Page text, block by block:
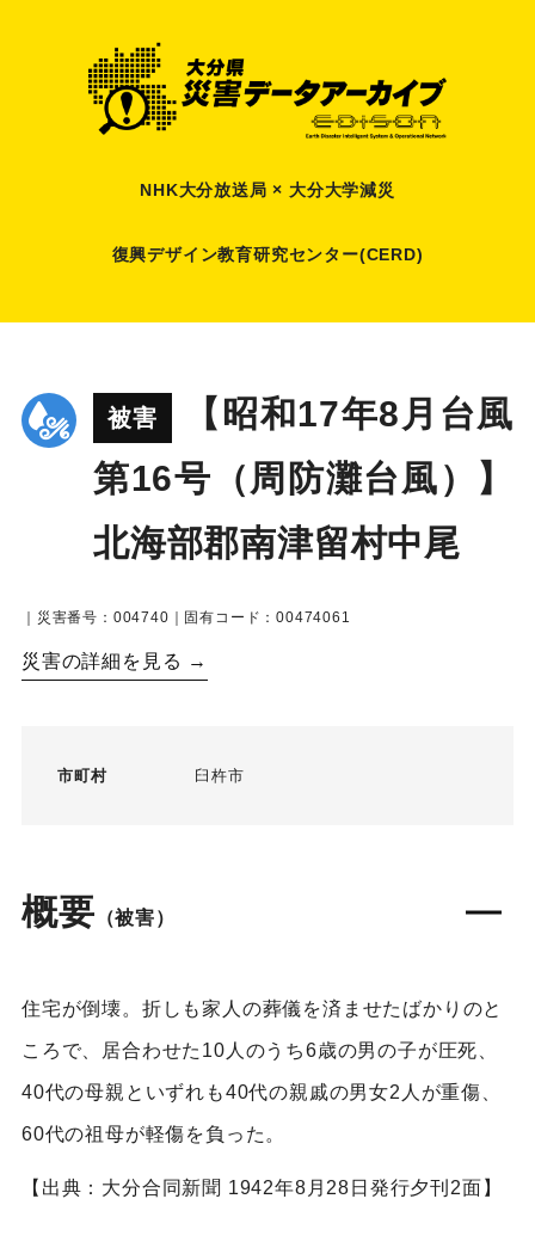
NHK大分放送局 × 大分大学減災
復興デザイン教育研究センター(CERD)
被害
【昭和17年8月台風
第16号（周防灘台風）】
北海部郡南津留村中尾
｜災害番号：004740｜固有コード：00474061
災害の詳細を見る →
市町村 臼杵市
概要 （被害）
住宅が倒壊。折しも家人の葬儀を済ませたばかりのと
ころで、居合わせた10人のうち6歳の男の子が圧死、
40代の母親といずれも40代の親戚の男女2人が重傷、
60代の祖母が軽傷を負った。
【出典：大分合同新聞 1942年8月28日発行夕刊2面】